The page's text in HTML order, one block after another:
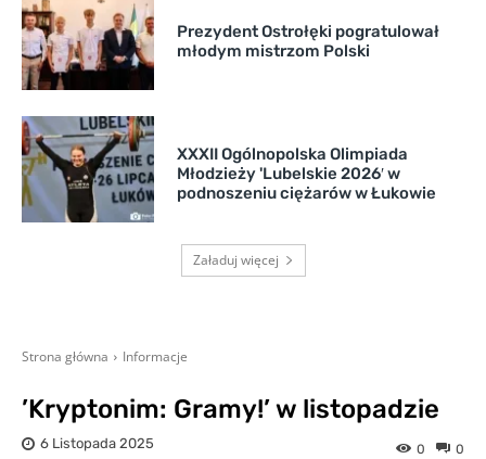
Prezydent Ostrołęki pogratulował
młodym mistrzom Polski
XXXII Ogólnopolska Olimpiada
Młodzieży 'Lubelskie 2026′ w
podnoszeniu ciężarów w Łukowie
Załaduj więcej